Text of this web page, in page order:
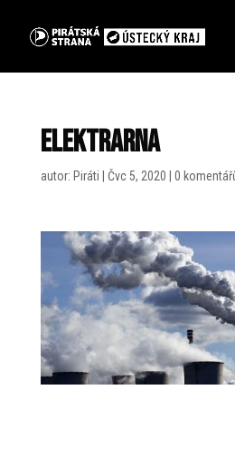
Elektrarna
autor: Piráti Čvc 5, 2020 0